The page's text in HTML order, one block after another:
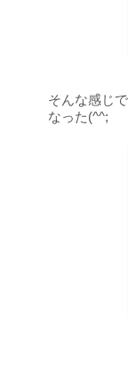
そんな感じ
なった(^^;